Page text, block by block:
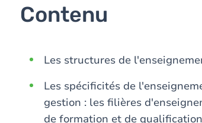
Contenu
Les structures de
Les spécificités de
gestion : les filières
de formation et de